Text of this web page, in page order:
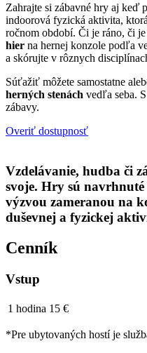
Zahrajte si zábavné hry aj keď
indoorová fyzická aktivita,
ročnom období. Či je ráno, či je
hier na hernej konzole podľa
a skórujte v rôznych
Súťažiť môžete samostatne
herných stenách vedľa seba.
zábavy.
Overiť dostupnosť
Vzdelávanie, hudba či
svoje. Hry sú
výzvou zameranou na
duševnej a fyzickej
Cenník
Vstup
1 hodina 15 €
*Pre ubytovaných hostí je